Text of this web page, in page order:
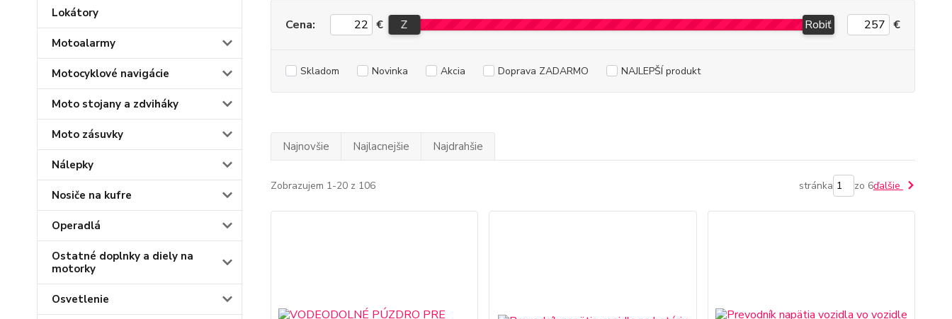
Lokátory
Motoalarmy
Motocyklové navigácie
Moto stojany a zdviháky
Moto zásuvky
Nálepky
Nosiče na kufre
Operadlá
Ostatné doplnky a diely na
motorky
Osvetlenie
Cena: € Z Robiť €
Skladom Novinka Akcia Doprava ZADARMO NAJLEPŠÍ produkt
Najnovšie Najlacnejšie Najdrahšie
Zobrazujem 1-20 z 106 stránka zo 6ďalšie